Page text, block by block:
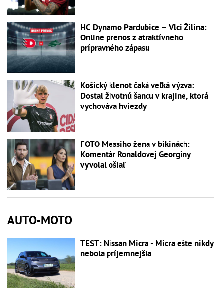
HC Dynamo Pardubice – Vlci Žilina:
Online prenos z atraktívneho
prípravného zápasu
Košický klenot čaká veľká výzva:
Dostal životnú šancu v krajine, ktorá
vychováva hviezdy
FOTO Messiho žena v bikinách:
Komentár Ronaldovej Georginy
vyvolal ošiaľ
AUTO-MOTO
TEST: Nissan Micra - Micra ešte nikdy
nebola príjemnejšia